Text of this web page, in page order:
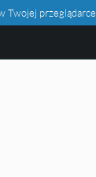
Twojej przeglądarce.